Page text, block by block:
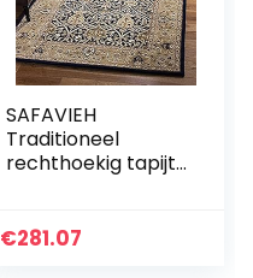
SAFAVIEH
Traditioneel
rechthoekig tapijt
Perzische legende,
€281.07